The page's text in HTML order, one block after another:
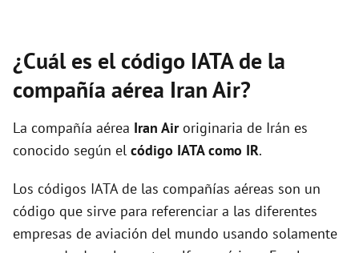
¿Cuál es el código IATA de la
compañía aérea Iran Air?
La compañía aérea Iran Airoriginaria de Irán es
conocido según el código IATA como IR.
Los códigos IATA de las compañías aéreas son un
código que sirve para referenciar a las diferentes
empresas de aviación del mundo usando solamente